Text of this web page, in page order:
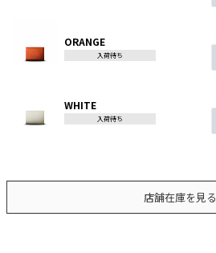
ORANGE
入荷待ち
WHITE
入荷待ち
店舗在庫を見る